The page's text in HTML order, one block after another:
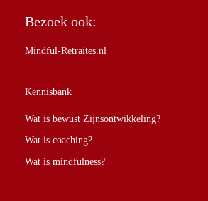
Bezoek ook:
Mindful-Retraites.nl
Kennisbank
Wat is bewust Zijnsontwikkeling?
Wat is coaching?
Wat is mindfulness?